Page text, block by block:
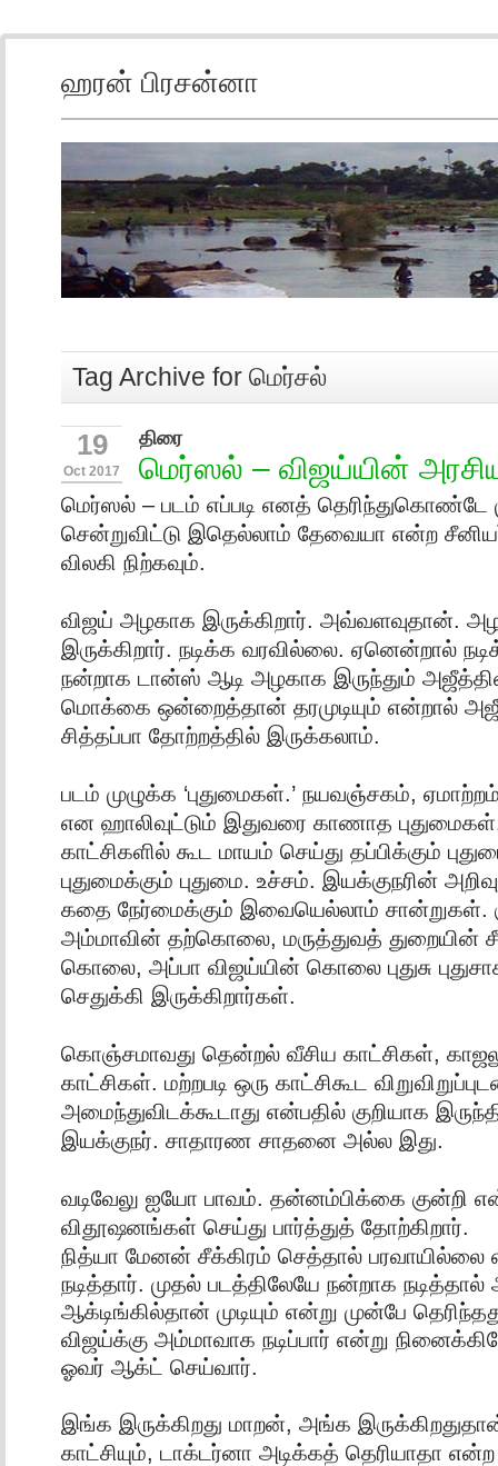
ஹரன் பிரசன்னா
Tag Archive for மெர்சல்
19
Oct 2017
திரை
மெர்ஸல் – விஜய்யின்
மெர்ஸல் – படம் எப்படி எனத் தெரிந்துகொண்டே
சென்றுவிட்டு இதெல்லாம் தேவையா என்ற
விலகி நிற்கவும்.
விஜய் அழகாக இருக்கிறார். அவ்வளவுதான்.
இருக்கிறார். நடிக்க வரவில்லை. ஏனென்றால்
நன்றாக டான்ஸ் ஆடி அழகாக இருந்தும்
மொக்கை ஒன்றைத்தான் தரமுடியும் என்றால்
சித்தப்பா தோற்றத்தில் இருக்கலாம்.
படம் முழுக்க ‘புதுமைகள்.’ நயவஞ்சகம்,
என ஹாலிவுட்டும் இதுவரை காணாத
காட்சிகளில் கூட மாயம் செய்து தப்பிக்கும்
புதுமைக்கும் புதுமை. உச்சம். இயக்குநரின்
கதை நேர்மைக்கும் இவையெல்லாம் சான்றுகள்.
அம்மாவின் தற்கொலை, மருத்துவத் துறையின்
கொலை, அப்பா விஜய்யின் கொலை புதுசு
செதுக்கி இருக்கிறார்கள்.
கொஞ்சமாவது தென்றல் வீசிய காட்சிகள்,
காட்சிகள். மற்றபடி ஒரு காட்சிகூட
அமைந்துவிடக்கூடாது என்பதில் குறியாக
இயக்குநர். சாதாரண சாதனை அல்ல இது.
வடிவேலு ஐயோ பாவம். தன்னம்பிக்கை குன்றி
விதூஷனங்கள் செய்து பார்த்துத் தோற்கிறார்.
நித்யா மேனன் சீக்கிரம் செத்தால்
நடித்தார். முதல் படத்திலேயே நன்றாக
ஆக்டிங்கில்தான் முடியும் என்று முன்பே
விஜய்க்கு அம்மாவாக நடிப்பார் என்று
ஓவர் ஆக்ட் செய்வார்.
இங்க இருக்கிறது மாறன், அங்க
காட்சியும், டாக்டர்னா அடிக்கத் தெரியாதா என்ற